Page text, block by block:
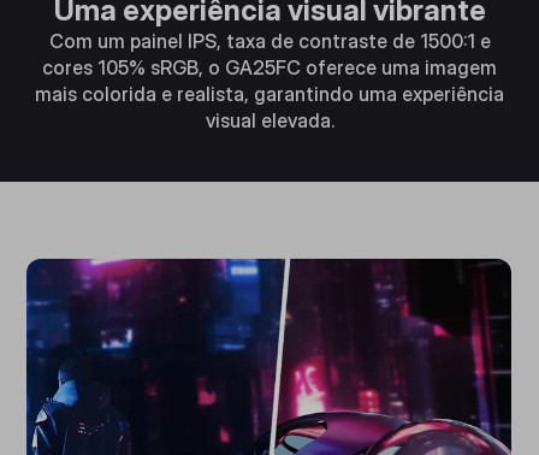
Uma experiência visual vibrante
Com um painel IPS, taxa de contraste de 1500:1 e
cores 105% sRGB, o GA25FC oferece uma imagem
mais colorida e realista, garantindo uma experiência
visual elevada.